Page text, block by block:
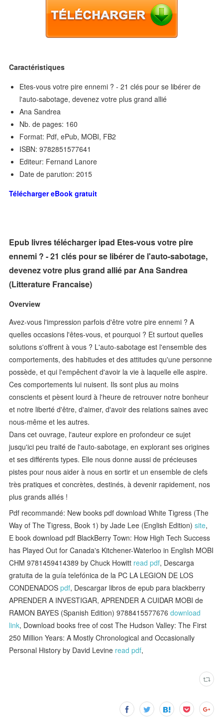
Caractéristiques
Etes-vous votre pire ennemi ? - 21 clés pour se libérer de
l'auto-sabotage, devenez votre plus grand allié
Ana Sandrea
Nb. de pages: 160
Format: Pdf, ePub, MOBI, FB2
ISBN: 9782851577641
Editeur: Fernand Lanore
Date de parution: 2015
Télécharger eBook gratuit
Epub livres télécharger ipad Etes-vous votre pire
ennemi ? - 21 clés pour se libérer de l'auto-sabotage,
devenez votre plus grand allié par Ana Sandrea
(Litterature Francaise)
Overview
Avez-vous l'impression parfois d'être votre pire ennemi ? A
quelles occasions l'êtes-vous, et pourquoi ? Et surtout quelles
solutions s'offrent à vous ? L'auto-sabotage est l'ensemble des
comportements, des habitudes et des attitudes qu'une personne
possède, et qui l'empêchent d'avoir la vie à laquelle elle aspire.
Ces comportements lui nuisent. Ils sont plus au moins
conscients et pèsent lourd à l'heure de retrouver notre bonheur
et notre liberté d'être, d'aimer, d'avoir des relations saines avec
nous-même et les autres.
Dans cet ouvrage, l'auteur explore en profondeur ce sujet
jusqu'ici peu traité de l'auto-sabotage, en explorant ses origines
et ses différents types. Elle nous donne aussi de précieuses
pistes pour nous aider à nous en sortir et un ensemble de clefs
très pratiques et concrètes, destinés, à devenir rapidement, nos
plus grands alliés !
Pdf recommandé: New books pdf download White Tigress (The
Way of The Tigress, Book 1) by Jade Lee (English Edition)site,
E book download pdf BlackBerry Town: How High Tech Success
has Played Out for Canada's Kitchener-Waterloo in English MOBI
CHM 9781459414389 by Chuck Howitt read pdf, Descarga
gratuita de la guía telefónica de la PC LA LEGION DE LOS
CONDENADOSpdf, Descargar libros de epub para blackberry
APRENDER A INVESTIGAR, APRENDER A CUIDAR MOBI de
RAMON BAYES (Spanish Edition) 9788415577676download
link, Download books free of cost The Hudson Valley: The First
250 Million Years: A Mostly Chronological and Occasionally
Personal History by David Levine read pdf,